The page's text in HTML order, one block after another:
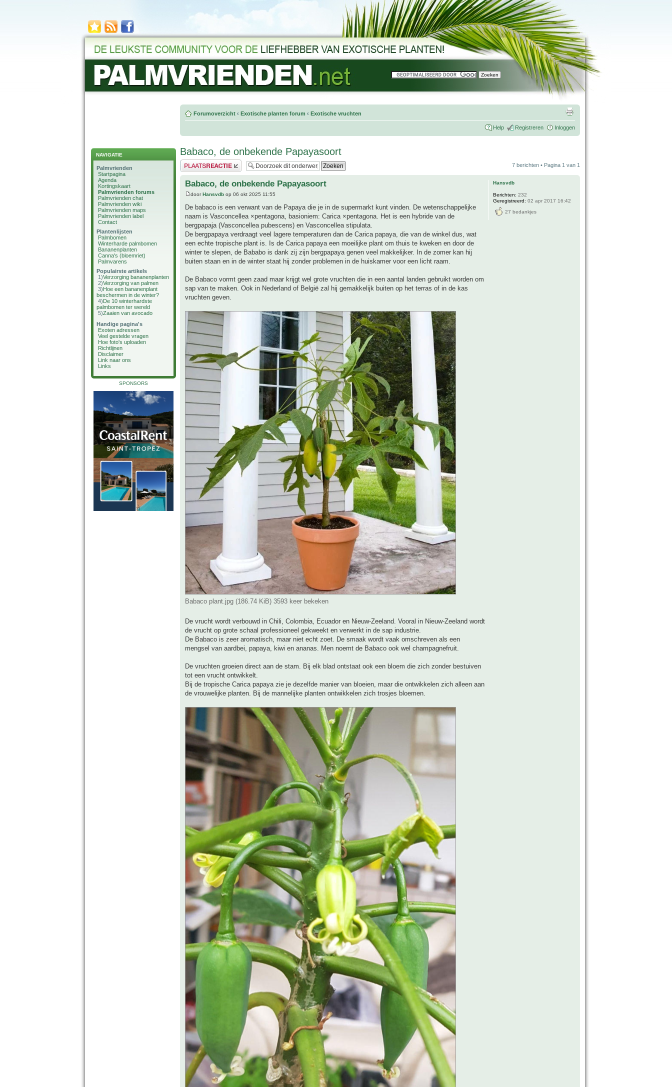
NAVIGATIE
Palmvrienden
Startpagina
Agenda
Kortingskaart
Palmvrienden forums
Palmvrienden chat
Palmvrienden wiki
Palmvrienden maps
Palmvrienden label
Contact
Plantenlijsten
Palmbomen
Winterharde palmbomen
Bananenplanten
Canna's (bloemriet)
Palmvarens
Populairste artikels
1)Verzorging bananenplanten
2)Verzorging van palmen
3)Hoe een bananenplant
beschermen in de winter?
4)De 10 winterhardste
palmbomen ter wereld
5)Zaaien van avocado
Handige pagina's
Exoten adressen
Veel gestelde vragen
Hoe foto's uploaden
Richtlijnen
Disclaimer
Link naar ons
Links
SPONSORS
Forumoverzicht ‹ Exotische planten forum ‹ Exotische vruchten
Help Registreren Inloggen
Babaco, de onbekende Papayasoort
Plaats een reactie 7 berichten • Pagina 1 van 1
Babaco, de onbekende Papayasoort
doorHansvdb op 06 okt 2025 11:55
De babaco is een verwant van de Papaya die je in de supermarkt kunt vinden. De wetenschappelijke
naam is Vasconcellea ×pentagona, basioniem: Carica ×pentagona. Het is een hybride van de
bergpapaja (Vasconcellea pubescens) en Vasconcellea stipulata.
De bergpapaya verdraagt veel lagere temperaturen dan de Carica papaya, die van de winkel dus, wat
een echte tropische plant is. Is de Carica papaya een moeilijke plant om thuis te kweken en door de
winter te slepen, de Bababo is dank zij zijn bergpapaya genen veel makkelijker. In de zomer kan hij
buiten staan en in de winter staat hij zonder problemen in de huiskamer voor een licht raam.
De Babaco vormt geen zaad maar krijgt wel grote vruchten die in een aantal landen gebruikt worden om
sap van te maken. Ook in Nederland of België zal hij gemakkelijk buiten op het terras of in de kas
vruchten geven.
Babaco plant.jpg (186.74 KiB) 3593 keer bekeken
De vrucht wordt verbouwd in Chili, Colombia, Ecuador en Nieuw-Zeeland. Vooral in Nieuw-Zeeland wordt
de vrucht op grote schaal professioneel gekweekt en verwerkt in de sap industrie.
De Babaco is zeer aromatisch, maar niet echt zoet. De smaak wordt vaak omschreven als een
mengsel van aardbei, papaya, kiwi en ananas. Men noemt de Babaco ook wel champagnefruit.
De vruchten groeien direct aan de stam. Bij elk blad ontstaat ook een bloem die zich zonder bestuiven
tot een vrucht ontwikkelt.
Bij de tropische Carica papaya zie je dezelfde manier van bloeien, maar die ontwikkelen zich alleen aan
de vrouwelijke planten. Bij de mannelijke planten ontwikkelen zich trosjes bloemen.
Hansvdb
Berichten: 232
Geregistreerd: 02 apr 2017 16:42
27 bedankjes